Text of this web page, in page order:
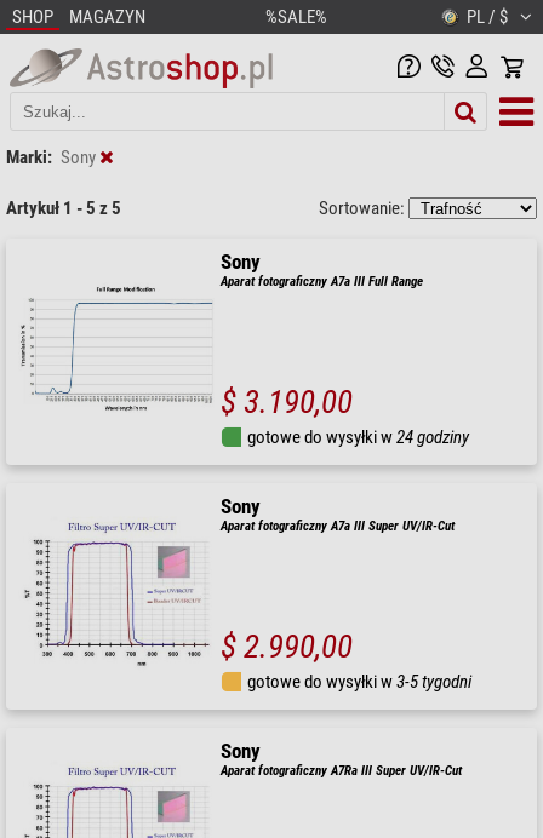
SHOP MAGAZYN %SALE% PL / $
Marki: Sony
Artykuł 1 - 5 z 5 Sortowanie:
Sony
Aparat fotograficzny A7a III Full Range
$ 3.190,00
gotowe do wysyłki w24 godziny
Sony
Aparat fotograficzny A7a III Super UV/IR-Cut
$ 2.990,00
gotowe do wysyłki w3-5 tygodni
Sony
Aparat fotograficzny A7Ra III Super UV/IR-Cut